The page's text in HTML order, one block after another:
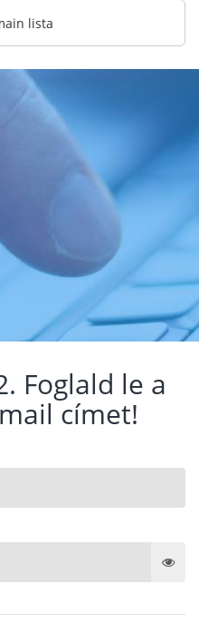
lista
Foglald le a
címet!